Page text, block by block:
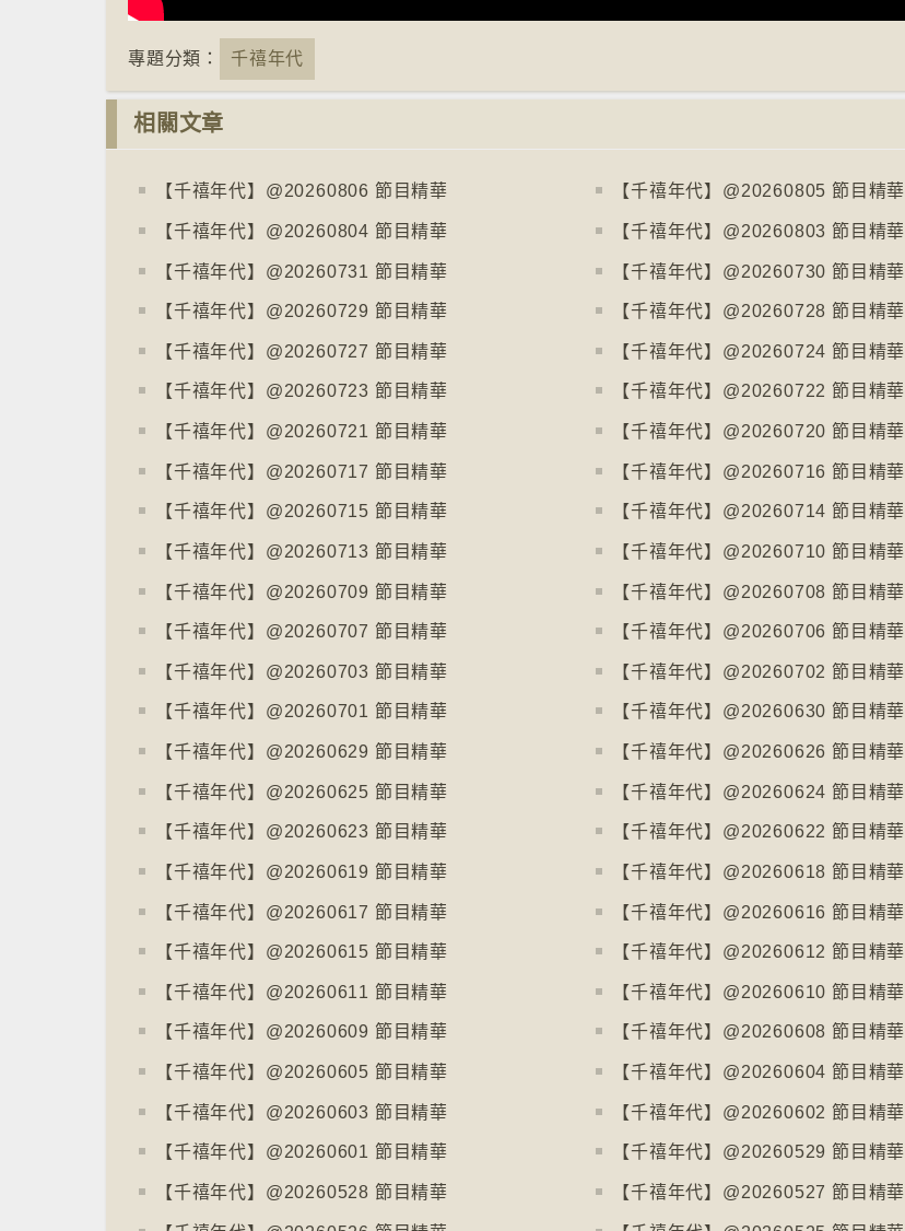
專題分類： 千禧年代
相關文章
【千禧年代】@20260806 節目精華 【千禧年代】@20260805 節目精華
【千禧年代】@20260804 節目精華 【千禧年代】@20260803 節目精華
【千禧年代】@20260731 節目精華 【千禧年代】@20260730 節目精華
【千禧年代】@20260729 節目精華 【千禧年代】@20260728 節目精華
【千禧年代】@20260727 節目精華 【千禧年代】@20260724 節目精華
【千禧年代】@20260723 節目精華 【千禧年代】@20260722 節目精華
【千禧年代】@20260721 節目精華 【千禧年代】@20260720 節目精華
【千禧年代】@20260717 節目精華 【千禧年代】@20260716 節目精華
【千禧年代】@20260715 節目精華 【千禧年代】@20260714 節目精華
【千禧年代】@20260713 節目精華 【千禧年代】@20260710 節目精華
【千禧年代】@20260709 節目精華 【千禧年代】@20260708 節目精華
【千禧年代】@20260707 節目精華 【千禧年代】@20260706 節目精華
【千禧年代】@20260703 節目精華 【千禧年代】@20260702 節目精華
【千禧年代】@20260701 節目精華 【千禧年代】@20260630 節目精華
【千禧年代】@20260629 節目精華 【千禧年代】@20260626 節目精華
【千禧年代】@20260625 節目精華 【千禧年代】@20260624 節目精華
【千禧年代】@20260623 節目精華 【千禧年代】@20260622 節目精華
【千禧年代】@20260619 節目精華 【千禧年代】@20260618 節目精華
【千禧年代】@20260617 節目精華 【千禧年代】@20260616 節目精華
【千禧年代】@20260615 節目精華 【千禧年代】@20260612 節目精華
【千禧年代】@20260611 節目精華 【千禧年代】@20260610 節目精華
【千禧年代】@20260609 節目精華 【千禧年代】@20260608 節目精華
【千禧年代】@20260605 節目精華 【千禧年代】@20260604 節目精華
【千禧年代】@20260603 節目精華 【千禧年代】@20260602 節目精華
【千禧年代】@20260601 節目精華 【千禧年代】@20260529 節目精華
【千禧年代】@20260528 節目精華 【千禧年代】@20260527 節目精華